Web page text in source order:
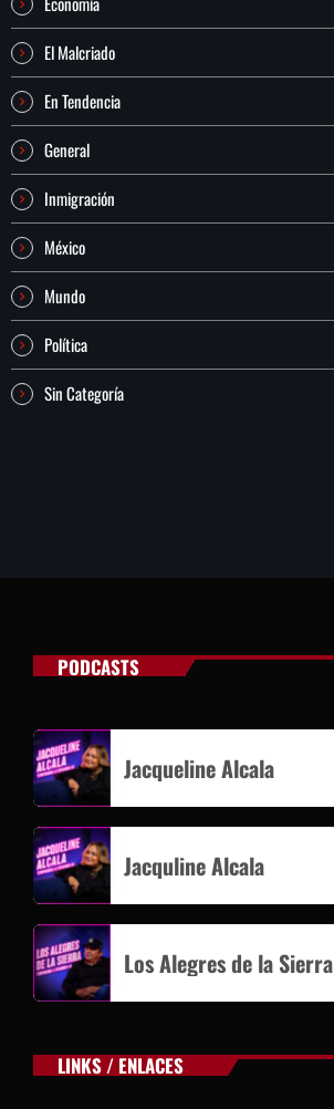
El Malcriado
En Tendencia
General
Inmigración
México
Mundo
Política
Sin Categoría
PODCASTS
Jacqueline Alcala
Jacquline Alcala
Los Alegres de la Sierra
LINKS / ENLACES